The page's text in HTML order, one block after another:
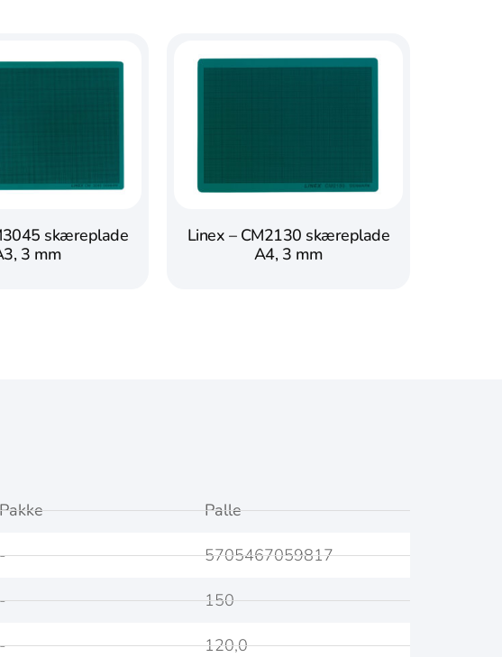
skæreplade
3 mm
Linex – CM2130 skæreplade
A4, 3 mm
Pakke
-
-
-
Palle
5705467059817
150
120,0